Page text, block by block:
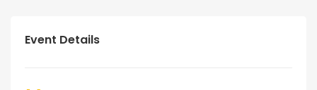
Event Details